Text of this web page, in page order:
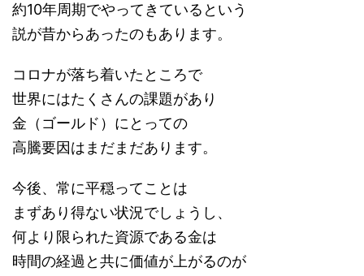
約10年周期でやってきているという
説が昔からあったのもあります。
コロナが落ち着いたところで
世界にはたくさんの課題があり
金（ゴールド）にとっての
高騰要因はまだまだあります。
今後、常に平穏ってことは
まずあり得ない状況でしょうし、
何より限られた資源である金は
時間の経過と共に価値が上がるのが